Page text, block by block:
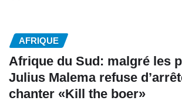
AFRIQUE
Afrique du Sud: malgré les
Julius Malema refuse
chanter «Kill the boer»